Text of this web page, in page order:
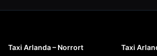
Taxi Arlanda – Norrort Taxi